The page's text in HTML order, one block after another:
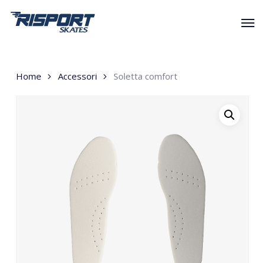
Home Accessori Soletta comfort